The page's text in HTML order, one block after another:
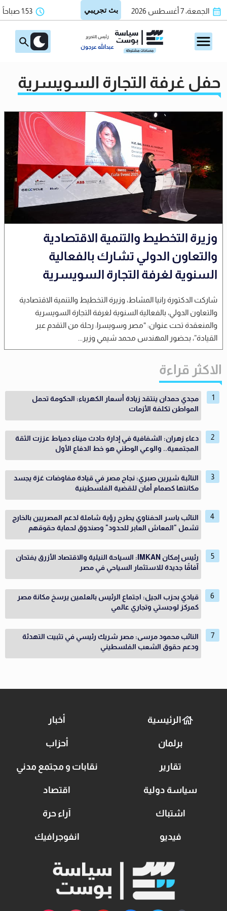
الجمعة، 7 أغسطس 2026 1:53 صباحاً
رئيس التحرير
عبدالله عرجون
حفل غرفة التجارة السويسرية
وزيرة التخطيط والتنمية الاقتصادية
والتعاون الدولي تشارك بالفعالية
السنوية لغرفة التجارة السويسرية
شاركت الدكتورة رانيا المشاط، وزيرة التخطيط والتنمية الاقتصادية
والتعاون الدولي، بالفعالية السنوية لغرفة التجارة السويسرية
والمنعقدة تحت عنوان: “مصر وسويسرا: رحلة من التقدم عبر
القيادة”، بحضور المهندس محمد شيمي وزير...
الاكثر قراءة
مجدي حمدان ينتقد زيادة أسعار الكهرباء: الحكومة تحمل
المواطن تكلفة الأزمات
دعاء زهران: الشفافية في إدارة حادث ميناء دمياط عززت الثقة
المجتمعية.. والوعي الوطني هو خط الدفاع الأول
النائبة شيرين صبري: نجاح مصر في قيادة مفاوضات غزة يجسد
مكانتها كصمام أمان للقضية الفلسطينية
النائب ياسر الحفناوي يطرح رؤية شاملة لدعم المصريين بالخارج
تشمل "المعاش العابر للحدود" وصندوق لحماية حقوقهم
رئيس إمكان IMKAN: السياحة النيلية والاقتصاد الأزرق يفتحان
آفاقًا جديدة للاستثمار السياحي في مصر
قيادي بحزب الجيل: اجتماع الرئيس بالعلمين يرسخ مكانة مصر
كمركز لوجستي وتجاري عالمي
النائب محمود مرسى: مصر شريك رئيسي في تثبيت التهدئة
ودعم حقوق الشعب الفلسطيني
الرئيسية أخبار
برلمان أحزاب
تقارير نقابات و مجتمع مدني
سياسة دولية اقتصاد
اشتباك آراء حرة
فيديو انفوجرافيك